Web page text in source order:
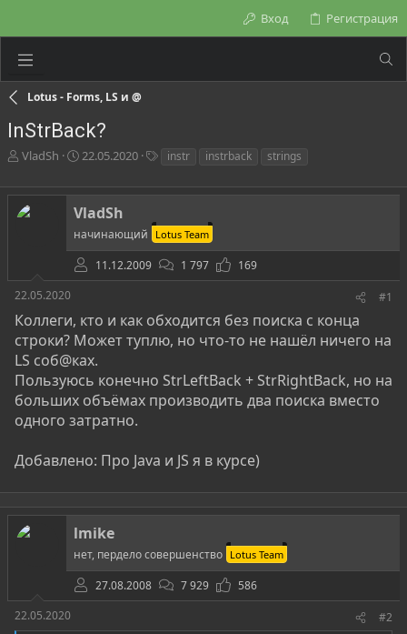
Вход Регистрация
Lotus - Forms, LS и @
InStrBack?
А
т
о
р
ы
VladSh
Д
т
а
н
а
ч
а
л
22.05.2020
г
instr instrback strings
VladSh
начинающий Lotus Team
11.12.2009 1 797
169
22.05.2020
#1
Коллеги, кто и как обходится без поиска с конца
строки? Может туплю, но что-то не нашёл ничего на
LS соб@ках.
Пользуюсь конечно StrLeftBack + StrRightBack, но на
больших объёмах производить два поиска вместо
одного затратно.
Добавлено: Про Java и JS я в курсе)
lmike
нет, пердело совершенство Lotus Team
27.08.2008 7 929
586
22.05.2020
#2